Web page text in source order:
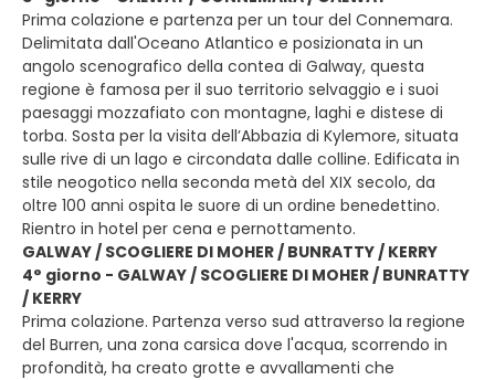
Prima colazione e partenza per un tour del Connemara.
Delimitata dall'Oceano Atlantico e posizionata in un
angolo scenografico della contea di Galway, questa
regione è famosa per il suo territorio selvaggio e i suoi
paesaggi mozzafiato con montagne, laghi e distese di
torba. Sosta per la visita dell’Abbazia di Kylemore, situata
sulle rive di un lago e circondata dalle colline. Edificata in
stile neogotico nella seconda metà del XIX secolo, da
oltre 100 anni ospita le suore di un ordine benedettino.
Rientro in hotel per cena e pernottamento.
GALWAY / SCOGLIERE DI MOHER / BUNRATTY / KERRY
4° giorno - GALWAY / SCOGLIERE DI MOHER / BUNRATTY
/ KERRY
Prima colazione. Partenza verso sud attraverso la regione
del Burren, una zona carsica dove l'acqua, scorrendo in
profondità, ha creato grotte e avvallamenti che